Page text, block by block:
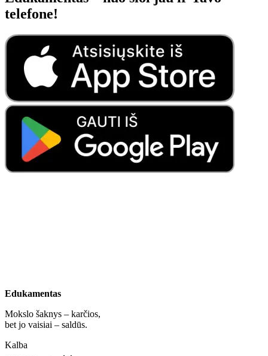
telefone!
Edukamentas
Mokslo šaknys – karčios,
bet jo vaisiai – saldūs.
Kalba